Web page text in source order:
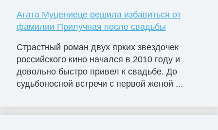
Агата Муцениеце решила избавиться от
фамилии Прилучная после свадьбы
Страстный роман двух ярких звездочек
российского кино начался в 2010 году и
довольно быстро привел к свадьбе. До
судьбоносной встречи с первой женой ...